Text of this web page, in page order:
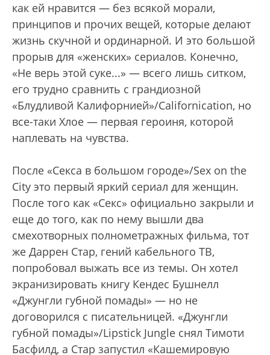
как ей нравится — без всякой морали,
принципов и прочих вещей, которые делают
жизнь скучной и ординарной. И это большой
прорыв для «женских» сериалов. Конечно,
«Не верь этой суке...» — всего лишь ситком,
его трудно сравнить с грандиозной
«Блудливой Калифорнией»/Californication, но
все-таки Хлое — первая героиня, которой
наплевать на чувства.
После «Секса в большом городе»/Sex on the
City это первый яркий сериал для женщин.
После того как «Секс» официально закрыли и
еще до того, как по нему вышли два
смехотворных полнометражных фильма, тот
же Даррен Стар, гений кабельного ТВ,
попробовал выжать все из темы. Он хотел
экранизировать книгу Кендес Бушнелл
«Джунгли губной помады» — но не
договорился с писательницей. «Джунгли
губной помады»/Lipstick Jungle снял Тимоти
Басфилд, а Стар запустил «Кашемировую